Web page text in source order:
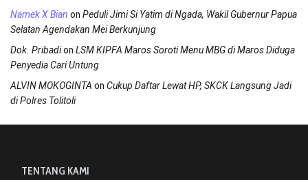
Namek X Bian on Peduli Jimi Si Yatim di Ngada, Wakil Gubernur Papua
Selatan Agendakan Mei Berkunjung
Dok. Pribadion LSM KIPFA Maros Soroti Menu MBG di Maros Diduga
Penyedia Cari Untung
ALVIN MOKOGINTA on Cukup Daftar Lewat HP, SKCK Langsung Jadi
di Polres Tolitoli
TENTANG KAMI